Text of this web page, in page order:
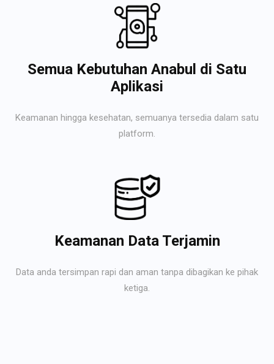
Semua Kebutuhan Anabul di Satu
Aplikasi
Keamanan hingga kesehatan, semuanya tersedia dalam satu
platform.
Keamanan Data Terjamin
Data anda tersimpan rapi dan aman tanpa dibagikan ke pihak
ketiga.